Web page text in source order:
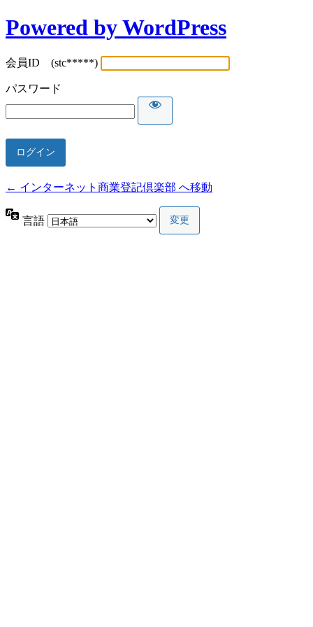
Powered by WordPress
会員ID (stc*****)
パスワード
← インターネット商業登記倶楽部 へ移動
言語